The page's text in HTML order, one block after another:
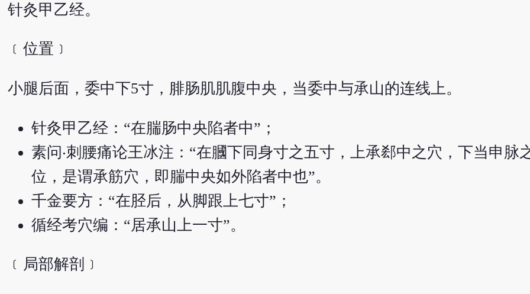
针灸甲乙经。
﹝位置﹞
小腿后面，委中下5寸，腓肠肌肌腹中央，当委中与承山的连线上。
针灸甲乙经：“在腨肠中央陷者中”；
素问‧刺腰痛论王冰注：“在膕下同身寸之五寸，上承郄中之穴，下当申脉
位，是谓承筋穴，即腨中央如外陷者中也”。
千金要方：“在胫后，从脚跟上七寸”；
循经考穴编：“居承山上一寸”。
﹝局部解剖﹞